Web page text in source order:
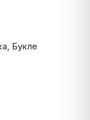
Букле